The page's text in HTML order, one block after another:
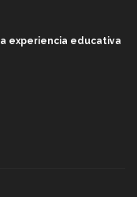
experiencia educativa